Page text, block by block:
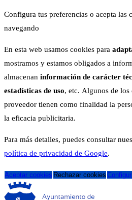
Configura tus preferencias o acepta las
navegando
En esta web usamos cookies para
mostramos y estamos obligados a
almacenan información de carácter
estadísticas de uso, etc. Algunos de los
proveedor tienen como finalidad la
la eficacia publicitaria.
Para más detalles, puedes consultar
política de privacidad de Google.
Aceptar cookies Rechazar cookies